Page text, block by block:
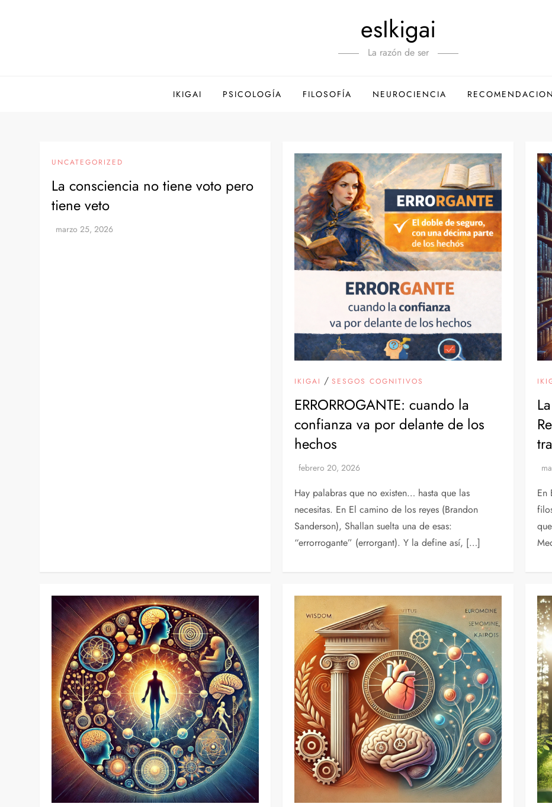
esIkigai
La razón de ser
IKIGAI PSICOLOGÍA FILOSOFÍA NEUROCIENCIA
UNCATEGORIZED
La consciencia no tiene voto pero
tiene veto
IKIGAI /SESGOS COGNITIVOS
ERRORROGANTE: cuando la
confianza va por delante de los
hechos
Hay palabras que no existen… hasta que las
necesitas. En El camino de los reyes (Brandon
Sanderson), Shallan suelta una de esas:
“errorrogante” (errorgant). Y la define así, […]
En